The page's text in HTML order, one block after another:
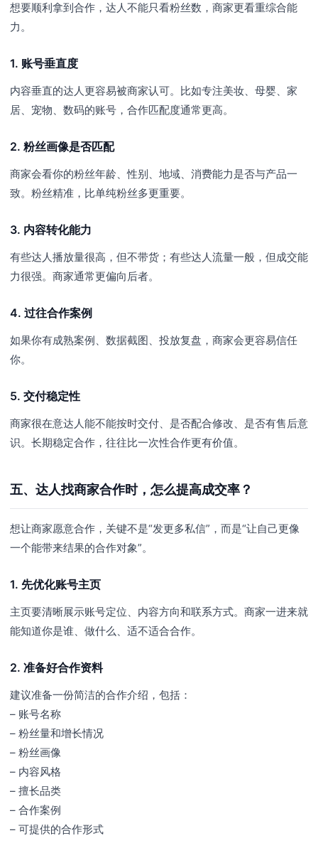
想要顺利拿到合作，达人不能只看粉丝数，商家更看重综合能
力。
1. 账号垂直度
内容垂直的达人更容易被商家认可。比如专注美妆、母婴、家
居、宠物、数码的账号，合作匹配度通常更高。
2. 粉丝画像是否匹配
商家会看你的粉丝年龄、性别、地域、消费能力是否与产品一
致。粉丝精准，比单纯粉丝多更重要。
3. 内容转化能力
有些达人播放量很高，但不带货；有些达人流量一般，但成交能
力很强。商家通常更偏向后者。
4. 过往合作案例
如果你有成熟案例、数据截图、投放复盘，商家会更容易信任
你。
5. 交付稳定性
商家很在意达人能不能按时交付、是否配合修改、是否有售后意
识。长期稳定合作，往往比一次性合作更有价值。
五、达人找商家合作时，怎么提高成交率？
想让商家愿意合作，关键不是“发更多私信”，而是“让自己更像
一个能带来结果的合作对象”。
1. 先优化账号主页
主页要清晰展示账号定位、内容方向和联系方式。商家一进来就
能知道你是谁、做什么、适不适合合作。
2. 准备好合作资料
建议准备一份简洁的合作介绍，包括：
– 账号名称
– 粉丝量和增长情况
– 粉丝画像
– 内容风格
– 擅长品类
– 合作案例
– 可提供的合作形式